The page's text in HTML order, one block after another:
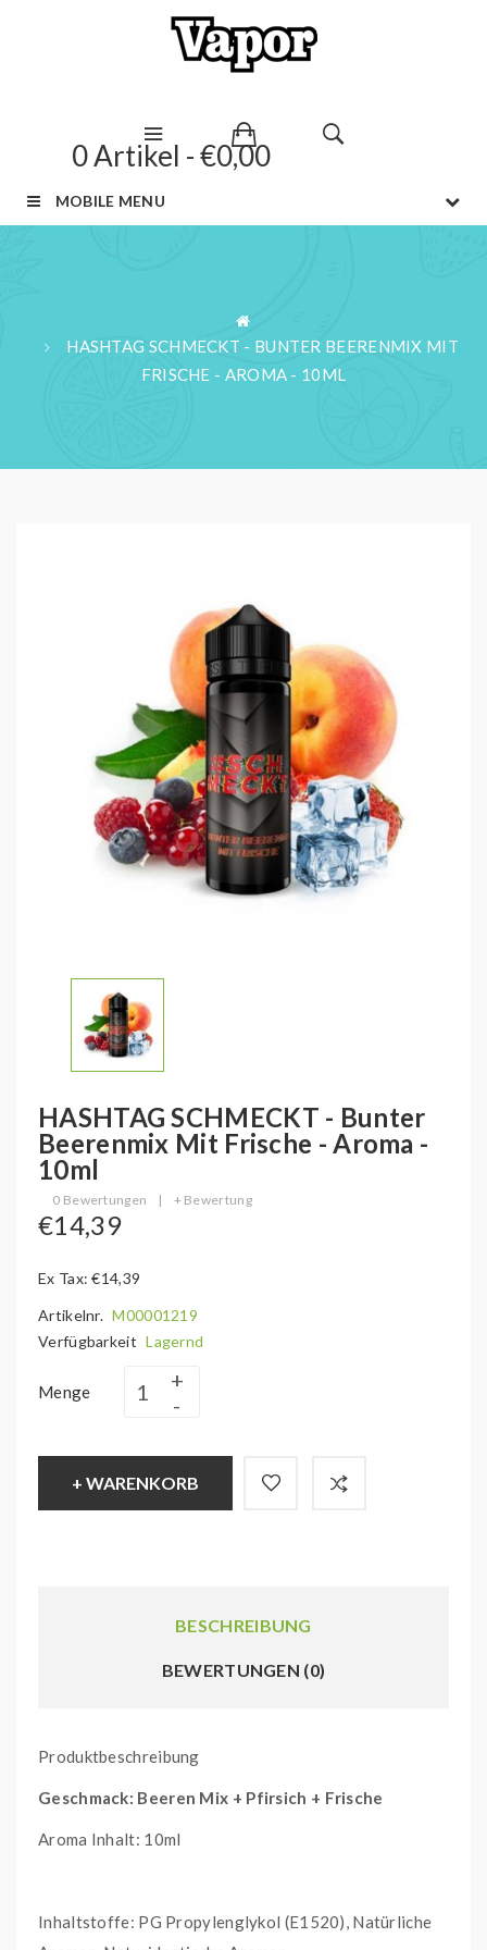
0 Artikel - €0,00
MOBILE MENU
HASHTAG SCHMECKT - BUNTER BEERENMIX MIT
FRISCHE - AROMA - 10ML
HASHTAG SCHMECKT - Bunter
Beerenmix Mit Frische - Aroma -
10ml
0 Bewertungen | + Bewertung
€14,39
Ex Tax: €14,39
Artikelnr. M00001219
Verfügbarkeit Lagernd
Menge
+ WARENKORB
BESCHREIBUNG
BEWERTUNGEN (0)
Produktbeschreibung
Geschmack: Beeren Mix + Pfirsich + Frische
Aroma Inhalt: 10ml
Inhaltstoffe: PG Propylenglykol (E1520), Natürliche